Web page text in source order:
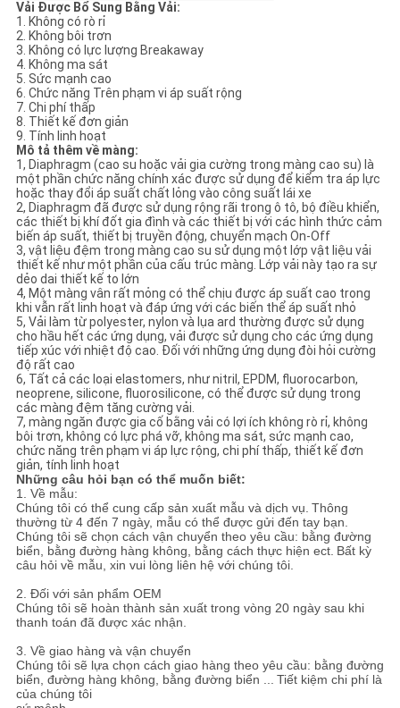
BẢO
MẬT
Vải Được Bổ Sung Bằng Vải:
1. Không có rò rỉ
2. Không bôi trơn
3. Không có lực lượng Breakaway
4. Không ma sát
5. Sức mạnh cao
6. Chức năng Trên phạm vi áp suất rộng
7. Chi phí thấp
8. Thiết kế đơn giản
9. Tính linh hoạt
Mô tả thêm về màng:
1, Diaphragm (cao su hoặc vải gia cường trong màng cao su) là
một phần chức năng chính xác được sử dụng để kiểm tra áp lực
hoặc thay đổi áp suất chất lỏng vào công suất lái xe
2, Diaphragm đã được sử dụng rộng rãi trong ô tô, bộ điều khiển,
các thiết bị khí đốt gia đình và các thiết bị với các hình thức cảm
biến áp suất, thiết bị truyền động, chuyển mạch On-Off
3, vật liệu đệm trong màng cao su sử dụng một lớp vật liệu vải
thiết kế như một phần của cấu trúc màng. Lớp vải này tạo ra sự
dẻo dai thiết kế to lớn
4, Một màng vân rất mỏng có thể chịu được áp suất cao trong
khi vẫn rất linh hoạt và đáp ứng với các biến thể áp suất nhỏ
5, Vải làm từ polyester, nylon và lụa ard thường được sử dụng
cho hầu hết các ứng dụng, vải được sử dụng cho các ứng dụng
tiếp xúc với nhiệt độ cao. Đối với những ứng dụng đòi hỏi cường
độ rất cao
6, Tất cả các loại elastomers, như nitril, EPDM, fluorocarbon,
neoprene, silicone, fluorosilicone, có thể được sử dụng trong
các màng đệm tăng cường vải.
7, màng ngăn được gia cố bằng vải có lợi ích không rò rỉ, không
bôi trơn, không có lực phá vỡ, không ma sát, sức mạnh cao,
chức năng trên phạm vi áp lực rộng, chi phí thấp, thiết kế đơn
giản, tính linh hoạt
Những câu hỏi bạn có thể muốn biết:
1. Về mẫu:
Chúng tôi có thể cung cấp sản xuất mẫu và dịch vụ. Thông
thường từ 4 đến 7 ngày, mẫu có thể được gửi đến tay bạn.
Chúng tôi sẽ chọn cách vận chuyển theo yêu cầu: bằng đường
biển, bằng đường hàng không, bằng cách thực hiện ect. Bất kỳ
câu hỏi về mẫu, xin vui lòng liên hệ với chúng tôi.
2. Đối với sản phẩm OEM
Chúng tôi sẽ hoàn thành sản xuất trong vòng 20 ngày sau khi
thanh toán đã được xác nhận.
3. Về giao hàng và vận chuyển
Chúng tôi sẽ lựa chọn cách giao hàng theo yêu cầu: bằng đường
biển, đường hàng không, bằng đường biển ... Tiết kiệm chi phí là
của chúng tôi